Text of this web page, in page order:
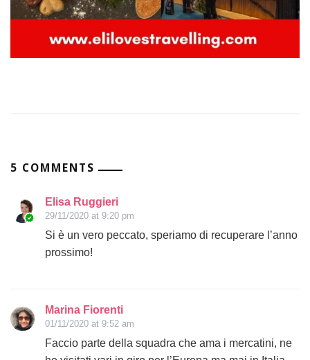
5 COMMENTS
Elisa Ruggieri
29/11/2020 at 9:20 pm
Si è un vero peccato, speriamo di recuperare l’anno
prossimo!
Marina Fiorenti
01/11/2020 at 9:52 am
Faccio parte della squadra che ama i mercatini, ne